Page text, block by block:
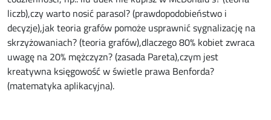
liczb),czy warto nosić parasol? (prawdopodobieństwo i
decyzje),jak teoria grafów pomoże usprawnić sygnalizację na
skrzyżowaniach? (teoria grafów),dlaczego 80% kobiet zwraca
uwagę na 20% mężczyzn? (zasada Pareta),czym jest
kreatywna księgowość w świetle prawa Benforda?
(matematyka aplikacyjna).